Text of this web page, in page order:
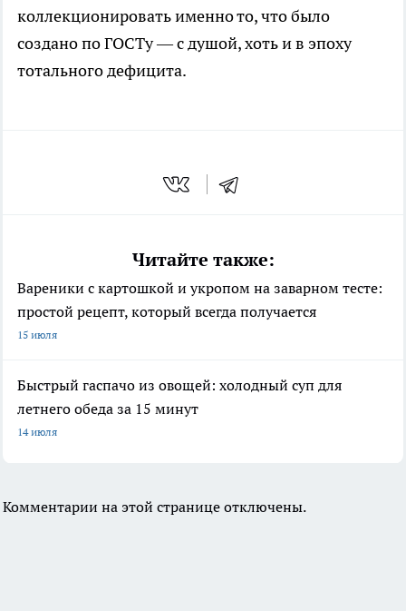
коллекционировать именно то, что было
создано по ГОСТу — с душой, хоть и в эпоху
тотального дефицита.
Читайте также:
Вареники с картошкой и укропом на заварном тесте:
простой рецепт, который всегда получается
15 июля
Быстрый гаспачо из овощей: холодный суп для
летнего обеда за 15 минут
14 июля
Комментарии на этой странице отключены.